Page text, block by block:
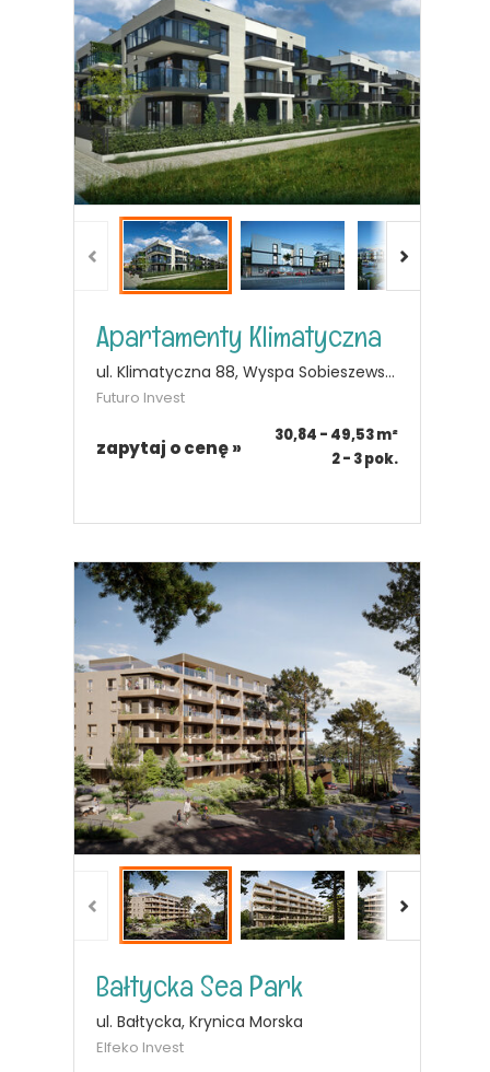
Apartamenty Klimatyczna
ul. Klimatyczna 88, Wyspa Sobieszewska, Gdańsk
Futuro Invest
zapytaj o cenę »
30,84 - 49,53m²
2 - 3pok.
Bałtycka Sea Park
ul. Bałtycka, Krynica Morska
Elfeko Invest